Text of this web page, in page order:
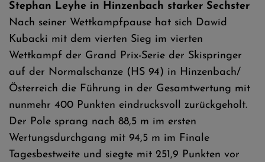
Stephan Leyhe in Hinzenbach starker Sechster
Nach seiner Wettkampfpause hat sich Dawid
Kubacki mit dem vierten Sieg im vierten
Wettkampf der Grand Prix-Serie der Skispringer
auf der Normalschanze (HS 94) in Hinzenbach/
Österreich die Führung in der Gesamtwertung mit
nunmehr 400 Punkten eindrucksvoll zurückgeholt.
Der Pole sprang nach 88,5 m im ersten
Wertungsdurchgang mit 94,5 m im Finale
Tagesbestweite und siegte mit 251,9 Punkten vor